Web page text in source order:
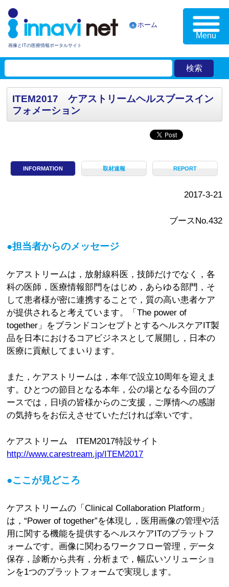
画像とITの医療情報ポータルサイト
ホーム
Menu
ITEM2017 ケアストリームヘルスブースイン
フォメーション
INFORMATION 取材速報 REPORT
2017-3-21
ブースNo.432
●担当者からのメッセージ
ケアストリームは，放射線科医，技師だけでなく，各
科の医師，医療情報部門をはじめ，あらゆる部門，そ
して患者様が密に連携することで，質の高い患者ケア
が提供されると考えています。「The power of
together」をブランドコンセプトとするヘルスケアIT製
品を日本におけるコアビジネスとして展開し，日本の
医療に貢献してまいります。
また，ケアストリームは，本年で設立10周年を迎えま
す。ひとつの節目となる本年，公の場となる今回のブ
ースでは，日頃の皆様からのご支援，ご厚情への感謝
の気持ちをお伝えさせていただければ幸いです。
ケアストリーム ITEM2017特設サイト
http://www.carestream.jp/ITEM2017
●ここが見どころ
ケアストリームの「Clinical Collaboration Platform」
は，“Power of together”を体現し，医用画像の管理や活
用に関する機能を提供するヘルスケアITのプラットフ
ォームです。画像に関わるワークフロー管理，データ
保存，診断から共有，分析まで，幅広いソリューショ
ンを1つのプラットフォームで実現します。